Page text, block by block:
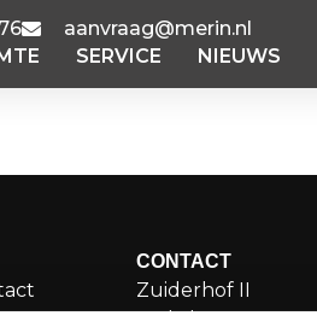
aanvraag@merin.nl
SERVICE NIEUWS
CONTACT
Zuiderhof II